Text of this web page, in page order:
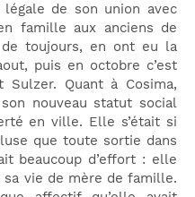
de son union avec
famille aux anciens de
toujours, en ont eu la
puis en octobre c’est
Quant à Cosima,
nouveau statut social
en ville. Elle s’était si
que toute sortie dans
beaucoup d’effort : elle
vie de mère de famille.